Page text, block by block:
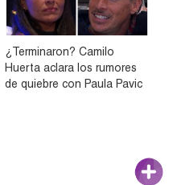
¿Terminaron? Camilo
Huerta aclara los rumores
de quiebre con Paula Pavic